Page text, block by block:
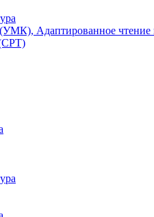
Адаптированное чтение